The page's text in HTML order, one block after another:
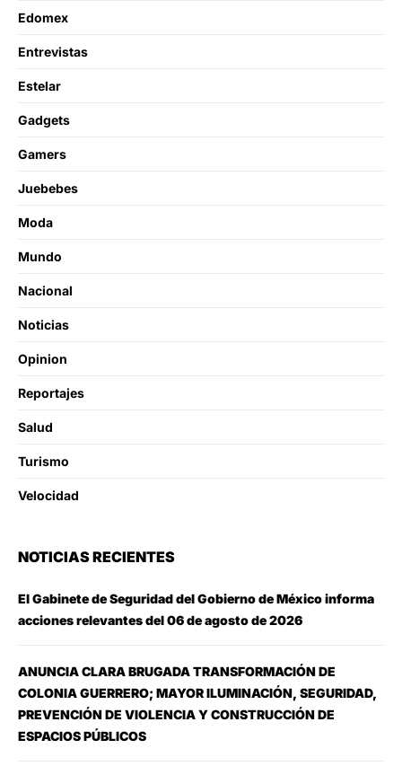
Edomex
Entrevistas
Estelar
Gadgets
Gamers
Juebebes
Moda
Mundo
Nacional
Noticias
Opinion
Reportajes
Salud
Turismo
Velocidad
NOTICIAS RECIENTES
El Gabinete de Seguridad del Gobierno de México informa
acciones relevantes del 06 de agosto de 2026
ANUNCIA CLARA BRUGADA TRANSFORMACIÓN DE
COLONIA GUERRERO; MAYOR ILUMINACIÓN, SEGURIDAD,
PREVENCIÓN DE VIOLENCIA Y CONSTRUCCIÓN DE
ESPACIOS PÚBLICOS